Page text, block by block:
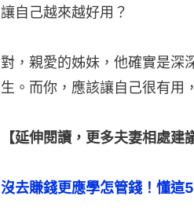
讓自己越來越好用？
對，親愛的姊妹，他確實是深
生。而你，應該讓自己很有用
【延伸閱讀，更多夫妻相處建
沒去賺錢更應學怎管錢！懂這